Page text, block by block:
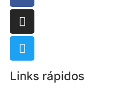
Links rápidos